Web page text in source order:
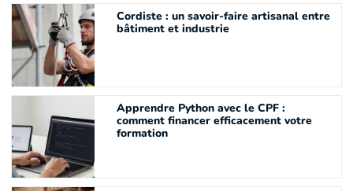
Cordiste : un savoir-faire artisanal entre
bâtiment et industrie
Apprendre Python avec le CPF :
comment financer efficacement votre
formation